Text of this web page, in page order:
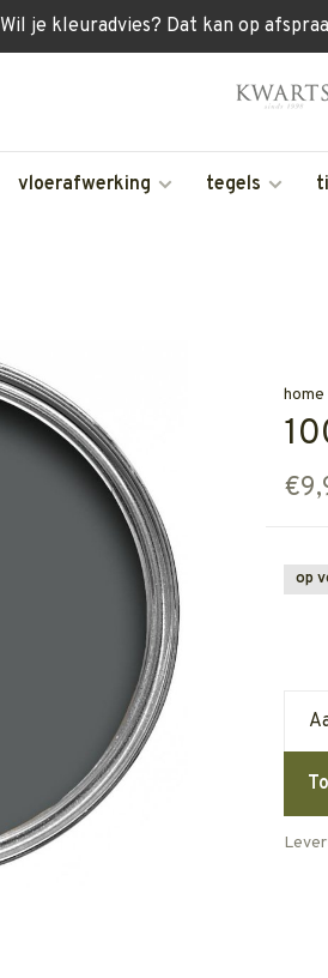
Wil je kleuradvies? Dat kan op
vloerafwerking tegels
home
op